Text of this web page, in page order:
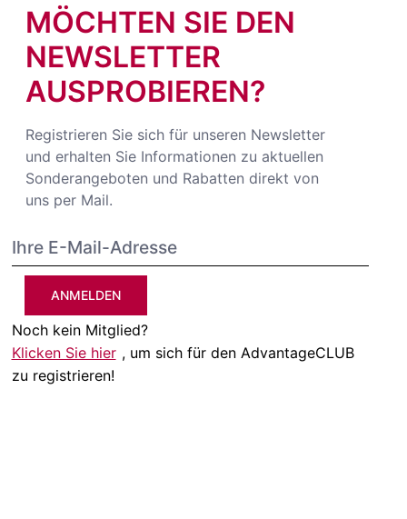
MÖCHTEN SIE DEN
NEWSLETTER
AUSPROBIEREN?
Registrieren Sie sich für unseren Newsletter
und erhalten Sie Informationen zu aktuellen
Sonderangeboten und Rabatten direkt von
uns per Mail.
ANMELDEN
Noch kein Mitglied?
Klicken Sie hier , um sich für den AdvantageCLUB
zu registrieren!